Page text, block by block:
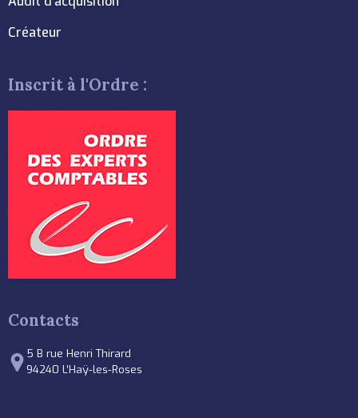
Créateur
Inscrit à l'Ordre :
Contacts
5 B rue Henri Thirard
94240 L’Haÿ-les-Roses